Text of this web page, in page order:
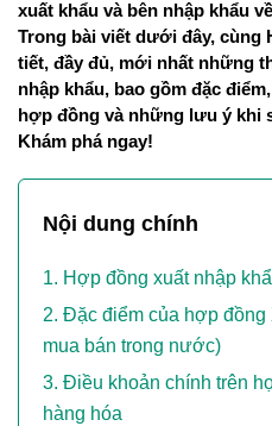
xuất khẩu và bên nhập khẩu
Trong bài viết dưới đây, cùng
tiết, đầy đủ, mới nhất những
nhập khẩu, bao gồm đặc
hợp đồng và những lưu ý khi
Khám phá ngay!
Nội dung chính
Hợp đồng xuất nhập
Đặc điểm của hợp
mua bán trong nước)
Điều khoản chính trên
hàng hóa